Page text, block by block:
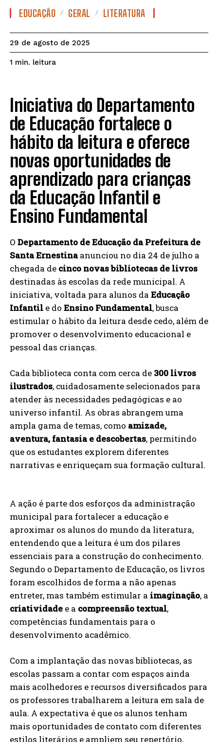
EDUCAÇÃO GERAL LITERATURA
29 de agosto de 2025
1 min. leitura
Iniciativa do Departamento
de Educação fortalece o
hábito da leitura e oferece
novas oportunidades de
aprendizado para crianças
da Educação Infantil e
Ensino Fundamental
O Departamento de Educação da Prefeitura de
Santa Ernestinaanunciou no dia 24 de julho a
chegada de cinco novas bibliotecas de livros
destinadas às escolas da rede municipal. A
iniciativa, voltada para alunos da Educação
Infantil e do Ensino Fundamental, busca
estimular o hábito da leitura desde cedo, além de
promover o desenvolvimento educacional e
pessoal das crianças.
Cada biblioteca conta com cerca de 300 livros
ilustrados, cuidadosamente selecionados para
atender às necessidades pedagógicas e ao
universo infantil. As obras abrangem uma
ampla gama de temas, como amizade,
aventura, fantasia e descobertas, permitindo
que os estudantes explorem diferentes
narrativas e enriqueçam sua formação cultural.
A ação é parte dos esforços da administração
municipal para fortalecer a educação e
aproximar os alunos do mundo da literatura,
entendendo que a leitura é um dos pilares
essenciais para a construção do conhecimento.
Segundo o Departamento de Educação, os livros
foram escolhidos de forma a não apenas
entreter, mas também estimular a imaginação, a
criatividade e a compreensão textual,
competências fundamentais para o
desenvolvimento acadêmico.
Com a implantação das novas bibliotecas, as
escolas passam a contar com espaços ainda
mais acolhedores e recursos diversificados para
os professores trabalharem a leitura em sala de
aula. A expectativa é que os alunos tenham
mais oportunidades de contato com diferentes
estilos literários e ampliem seu repertório,